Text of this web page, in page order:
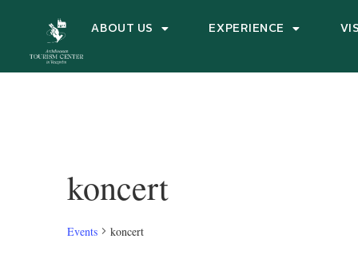
ABOUT US EXPERIENCE
koncert
Events koncert